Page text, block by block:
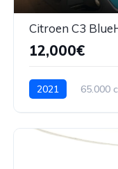
Citroen C3
12,000€
2021 65.000